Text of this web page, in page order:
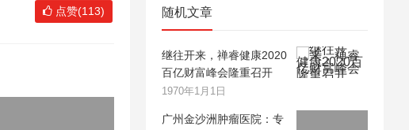
点赞(113) 随机文章
继往开来，禅睿健康2020
百亿财富峰会隆重召开
1970年1月1日
广州金沙洲肿瘤医院：专